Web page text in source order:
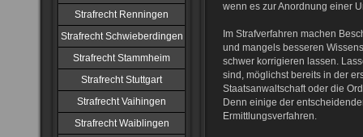
Strafrecht Renningen
Strafrecht Schwieberdingen
Strafrecht Stammheim
Strafrecht Stuttgart
Strafrecht Vaihingen
Strafrecht Waiblingen
wenn es zur Anordnung einer
Im Strafverfahren machen
und mangels besseren
schwer korrigieren lassen.
sind, möglichst bereits in der
Staatsanwaltschaft oder die
Denn einige der
Ermittlungsverfahren.